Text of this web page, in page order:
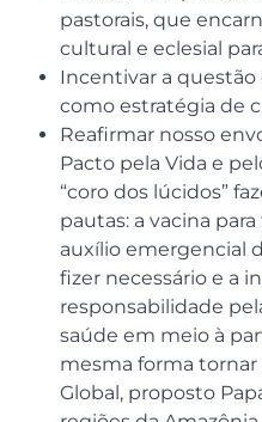
pastorais, que
cultural e eclesial
Incentivar a
como estratégia de
Reafirmar nosso
Pacto pela Vida e
“coro dos lúcidos”
pautas: a vacina
auxílio emergencial
fizer necessário e a
responsabilidade
saúde em meio à
mesma forma
Global, proposto